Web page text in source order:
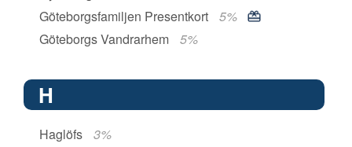
Göteborgsfamiljen Presentkort
5%
Göteborgs Vandrarhem
5%
H
Haglöfs
3%